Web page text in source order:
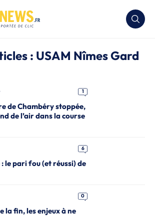
: USAM Nîmes Gard
1
de Chambéry stoppée,
de l’air dans la course
6
: le pari fou (et réussi) de
0
la fin, les enjeux à ne